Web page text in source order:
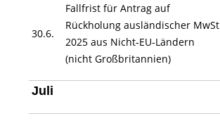
30.6.
Fallfrist für Antrag auf
Rückholung ausländischer MwSt
2025 aus Nicht-EU-Ländern
(nicht Großbritannien)
Juli